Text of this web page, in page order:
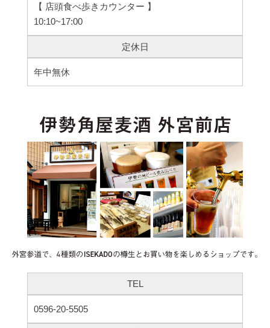
【 店頭食べ歩きカウンター 】
10:10~17:00
定休日
年中無休
TEL
0596-20-5505